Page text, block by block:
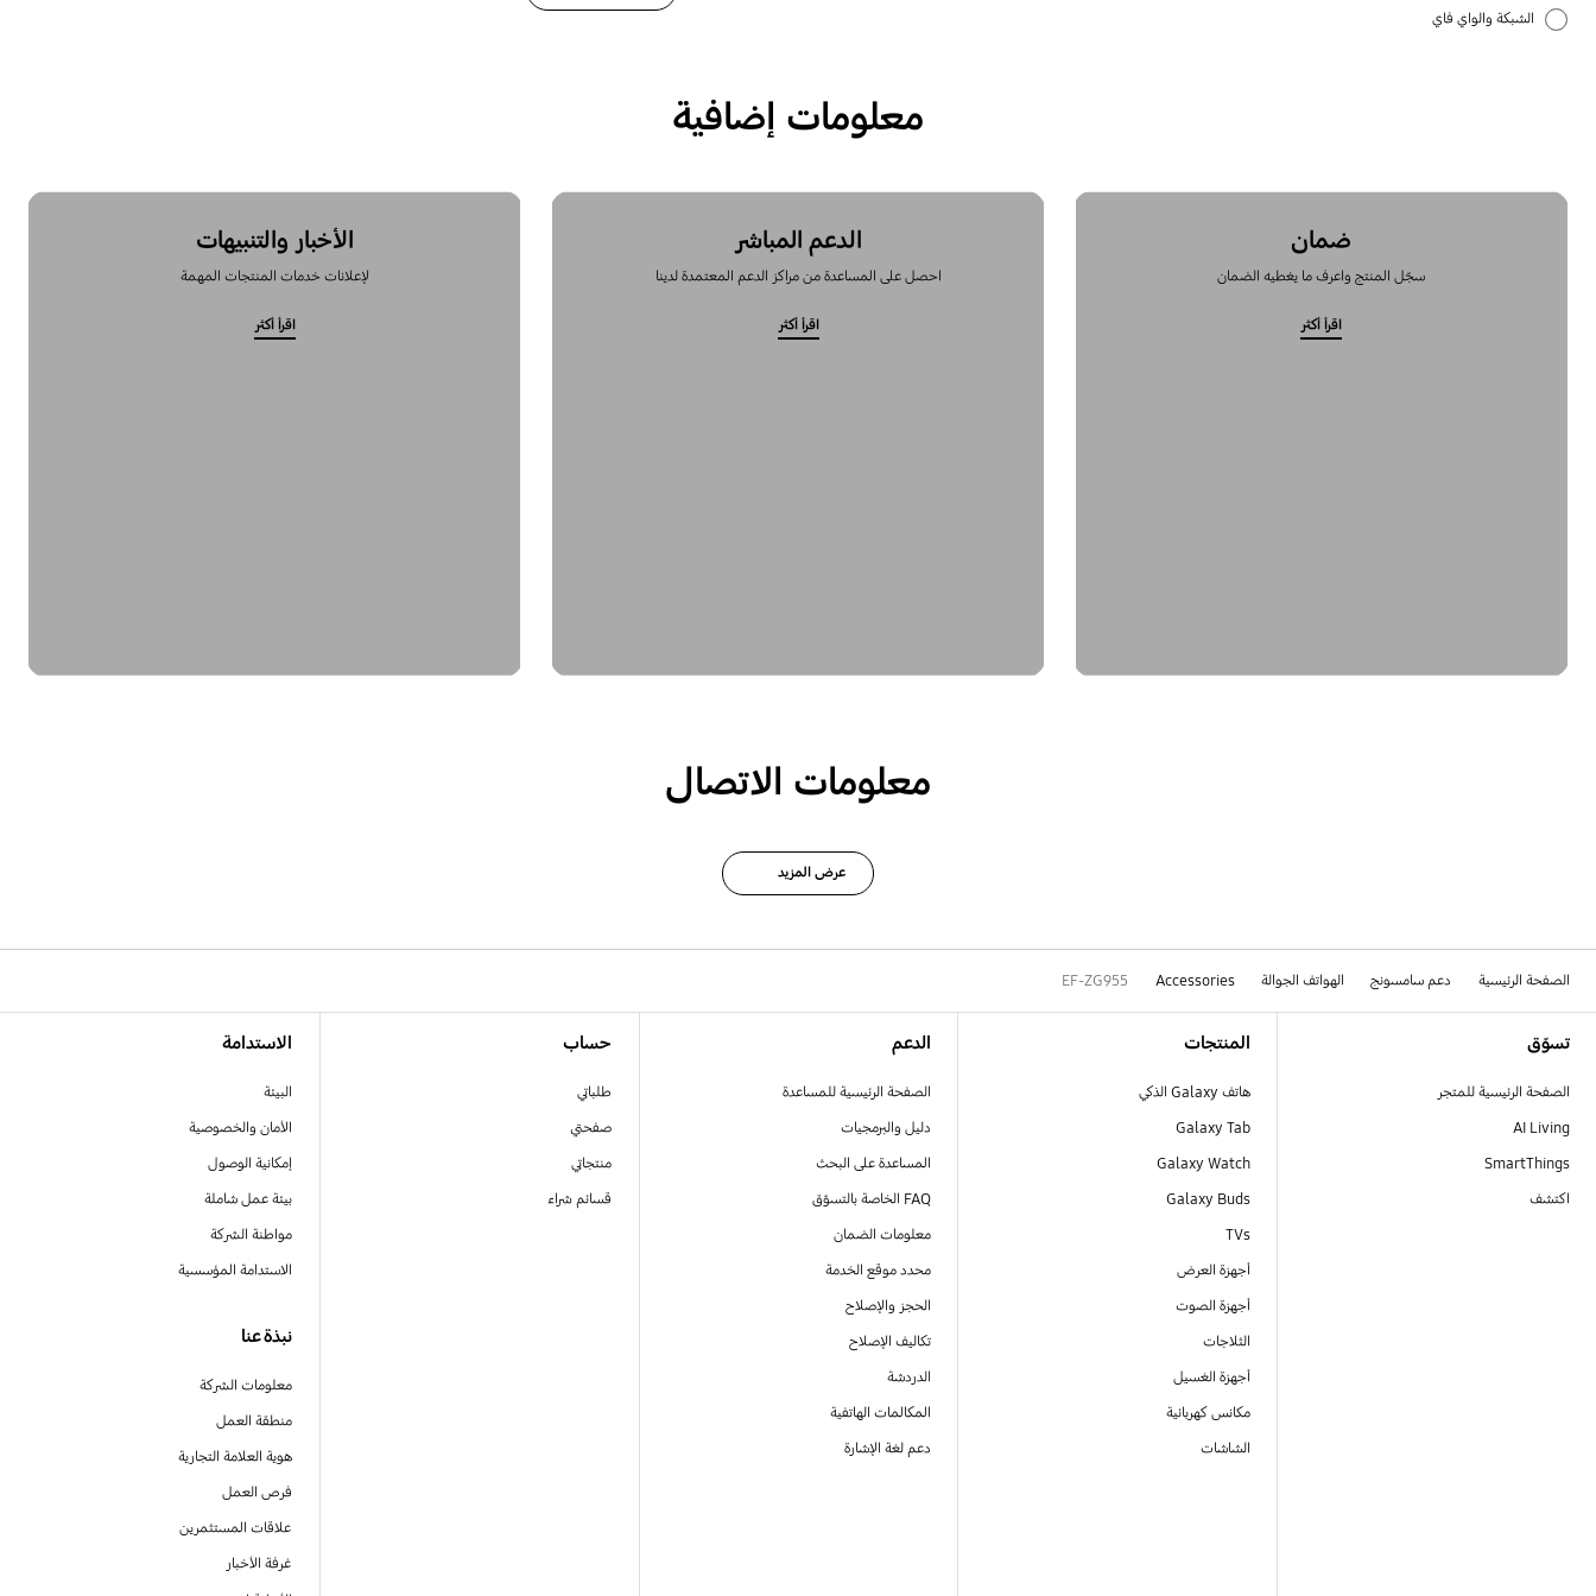
الشبكة والواي فاي
معلومات إضافية
ضمان
سجّل المنتج واعرف ما يغطيه الضمان
اقرأ أكثر
الدعم المباشر
احصل على المساعدة من مراكز الدعم المعتمدة لدينا
اقرأ أكثر
الأخبار والتنبيهات
لإعلانات خدمات المنتجات المهمة
اقرأ أكثر
معلومات الاتصال
عرض المزيد
الصفحة الرئيسية دعم سامسونج الهواتف الجوالة Accessories
EF-ZG955
تسوّق
الصفحة الرئيسية للمتجر
AI Living
SmartThings
اكتشف
المنتجات
هاتف Galaxy الذكي
Galaxy Tab
Galaxy Watch
Galaxy Buds
TVs
أجهزة العرض
أجهزة الصوت
الثلاجات
أجهزة الغسيل
مكانس كهربائية
الشاشات
الدعم
الصفحة الرئيسية للمساعدة
دليل والبرمجيات
المساعدة على البحث
FAQ الخاصة بالتسوّق
معلومات الضمان
محدد موقع الخدمة
الحجز والإصلاح
تكاليف الإصلاح
الدردشة
المكالمات الهاتفية
دعم لغة الإشارة
حساب
طلباتي
صفحتي
منتجاتي
قسائم شراء
الاستدامة
البيئة
الأمان والخصوصية
إمكانية الوصول
بيئة عمل شاملة
مواطنة الشركة
الاستدامة المؤسسية
نبذة عنا
معلومات الشركة
منطقة العمل
هوية العلامة التجارية
فرص العمل
علاقات المستثمرين
غرفة الأخبار